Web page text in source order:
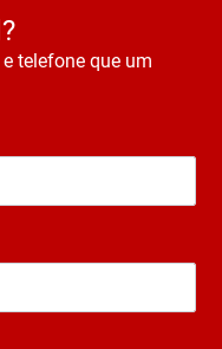
telefone que um